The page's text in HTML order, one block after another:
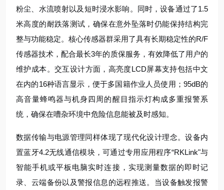
粉尘、水流喷射以及短时浸水影响。同时，设备通过了1.5
米高度的耐跌落测试，确保在意外坠落时仍能保持结构完
整与功能稳定。核心传感器群采用了具有长期稳定性的R/F
传感器技术，配合最长3年的质保服务，有效降低了用户的
维护成本。交互设计方面，高亮度LCD屏幕支持包括中文
在内的16种语言显示，便于多国籍作业人员使用；95dB的
高音量蜂鸣器与机身四周的醒目指示灯构成多重报警系
统，确保在嘈杂环境中危险信息能被及时感知。
数据传输与电源管理同样体现了现代化设计理念。设备内
置蓝牙4.2无线通信模块，可通过专用应用程序“RKLink"与
智能手机或平板电脑实时连接，实现测量数据的即时记
录、云端备份以及警报信息的远程推送。当设备触发报警